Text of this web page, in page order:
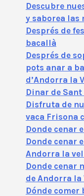
Descubre
y saborea las
Després de
bacallà
Després de
pots anar a
d’Andorra la
Dinar de Sant
Disfruta de
vaca Frisona
Donde cenar
Donde cenar
Andorra la
Donde cenar
de Andorra la
Dónde comer